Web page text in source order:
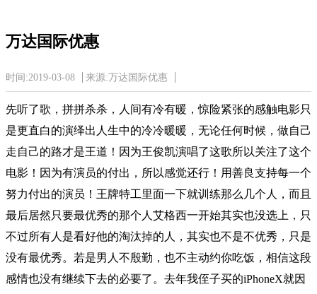
万达国际优惠
时间:2019-03-08 来源:万达国际优惠
先听了歌，拼拼杀杀，人间有冷有暖，惊险紧张的感触电影只
是更直白的演绎出人生中的冷冷暖暖，无论任何时候，做自己
走自己的路才是王道！因为王俊凯演唱了这歌所以关注了这个
电影！因为有演员的付出，所以感觉还行！用善良支持每一个
努力付出的演员！王牌特工里面一下就训练那么几个人，而且
最后居然只要最优秀的那个人艾格西一开始其实也没选上，只
不过所有人是看好他的淘汰掉的人，其实也不是不优秀，只是
没有最优秀。若是男人不殷勤，也不主动约你吃饭，相信这段
感情也没有继续下去的必要了。去年我侄子买的iPhoneX就因